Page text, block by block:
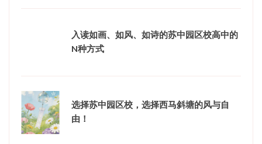
入读如画、如风、如诗的苏中园区校高中的
N种方式
选择苏中园区校，选择西马斜塘的风与自
由！